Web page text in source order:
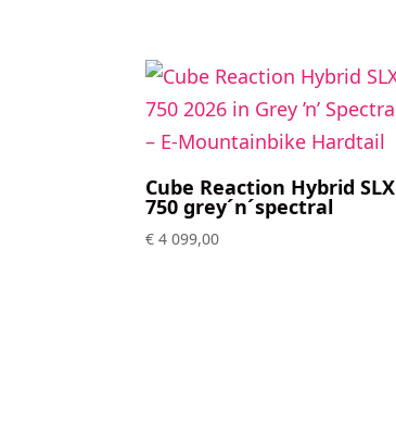
Cube Reaction Hybrid SLX
750 grey´n´spectral
€ 4 099,00